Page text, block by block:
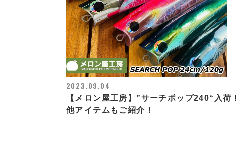
2023.09.04
【メロン屋工房】”サーチポップ240“入荷！
他アイテムもご紹介！